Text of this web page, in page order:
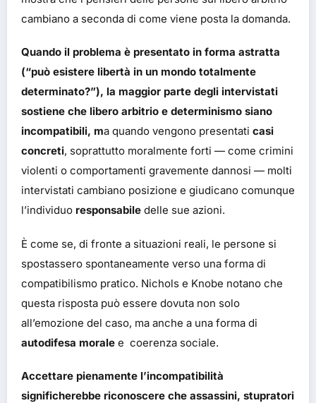
cambiano a seconda di come viene posta la domanda.
Quando il problema è presentato in forma astratta
(“può esistere libertà in un mondo totalmente
determinato?”), la maggior parte degli intervistati
sostiene che libero arbitrio e determinismo siano
incompatibili, ma quando vengono presentati casi
concreti, soprattutto moralmente forti — come crimini
violenti o comportamenti gravemente dannosi — molti
intervistati cambiano posizione e giudicano comunque
l’individuo responsabile delle sue azioni.
È come se, di fronte a situazioni reali, le persone si
spostassero spontaneamente verso una forma di
compatibilismo pratico. Nichols e Knobe notano che
questa risposta può essere dovuta non solo
all’emozione del caso, ma anche a una forma di
autodifesa morale e coerenza sociale.
Accettare pienamente l’incompatibilità
significherebbe riconoscere che assassini, stupratori